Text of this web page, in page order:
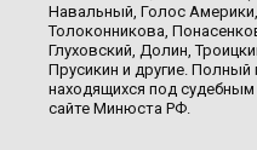
Навальный, Голос
Толоконникова,
Глуховский, Долин,
Прусикин и другие. Полный
находящихся под
сайте Минюста РФ.